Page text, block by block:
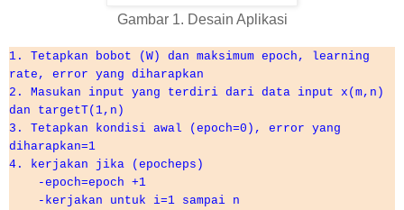
Gambar 1. Desain Aplikasi
1. Tetapkan bobot (W) dan maksimum epoch, learning
rate, error yang diharapkan
2. Masukan input yang terdiri dari data input x(m,n)
dan targetT(1,n)
3. Tetapkan kondisi awal (epoch=0), error yang
diharapkan=1
4. kerjakan jika (epocheps)
-epoch=epoch +1
-kerjakan untuk i=1 sampai n